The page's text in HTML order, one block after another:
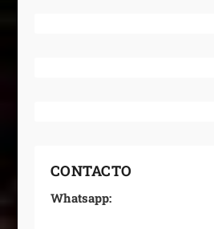
CONTACTO
Whatsapp: